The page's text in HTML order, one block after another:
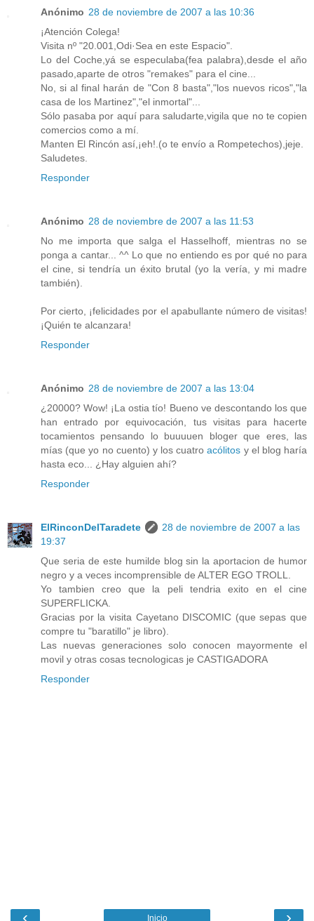
Anónimo 28 de noviembre de 2007 a las 10:36
¡Atención Colega!
Visita nº "20.001,Odi·Sea en este Espacio".
Lo del Coche,yá se especulaba(fea palabra),desde el año
pasado,aparte de otros "remakes" para el cine...
No, si al final harán de "Con 8 basta","los nuevos ricos","la
casa de los Martinez","el inmortal"...
Sólo pasaba por aquí para saludarte,vigila que no te copien
comercios como a mí.
Manten El Rincón así,¡eh!.(o te envío a Rompetechos),jeje.
Saludetes.
Responder
Anónimo 28 de noviembre de 2007 a las 11:53
No me importa que salga el Hasselhoff, mientras no se
ponga a cantar... ^^ Lo que no entiendo es por qué no para
el cine, si tendría un éxito brutal (yo la vería, y mi madre
también).
Por cierto, ¡felicidades por el apabullante número de visitas!
¡Quién te alcanzara!
Responder
Anónimo 28 de noviembre de 2007 a las 13:04
¿20000? Wow! ¡La ostia tío! Bueno ve descontando los que
han entrado por equivocación, tus visitas para hacerte
tocamientos pensando lo buuuuen bloger que eres, las
mías (que yo no cuento) y los cuatroacólitos y el blog haría
hasta eco... ¿Hay alguien ahí?
Responder
ElRinconDelTaradete
28 de noviembre de 2007 a las
19:37
Que seria de este humilde blog sin la aportacion de humor
negro y a veces incomprensible de ALTER EGO TROLL.
Yo tambien creo que la peli tendria exito en el cine
SUPERFLICKA.
Gracias por la visita Cayetano DISCOMIC (que sepas que
compre tu "baratillo" je libro).
Las nuevas generaciones solo conocen mayormente el
movil y otras cosas tecnologicas je CASTIGADORA
Responder
‹ ›
Inicio